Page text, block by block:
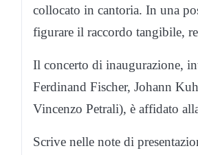
collocato in cantoria. In una
figurare il raccordo tangibile,
Il concerto di inaugurazione,
Ferdinand Fischer, Johann
Vincenzo Petrali), è affidato
Scrive nelle note di